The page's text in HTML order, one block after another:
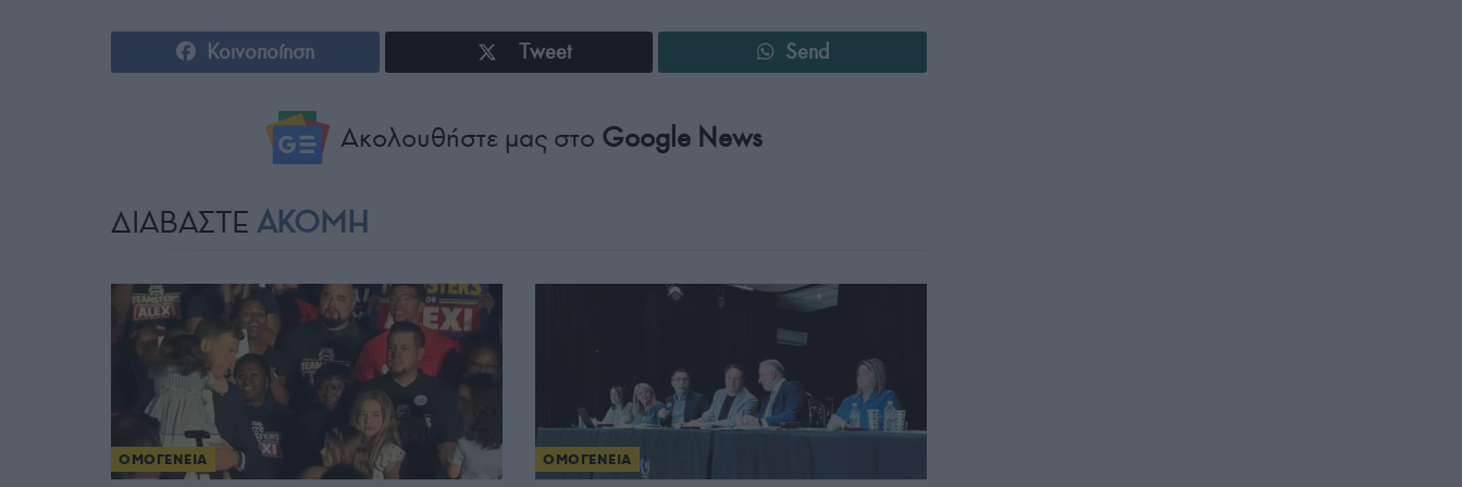
Κοινοποίηση Tweet Send
Ακολουθήστε μας στο Google News
ΔΙΑΒΑΣΤΕ ΑΚΟΜΗ
ΟΜΟΓΕΝΕΙΑ ΟΜΟΓΕΝΕΙΑ